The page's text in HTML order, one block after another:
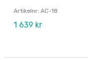
Artikelnr: AC-18
1 639 kr